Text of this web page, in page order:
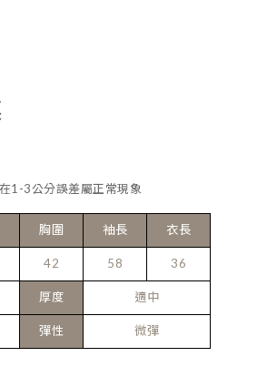
1-3公分誤差屬正常現象
胸圍 袖長 衣長
42 58 36
厚度 適中
彈性 微彈